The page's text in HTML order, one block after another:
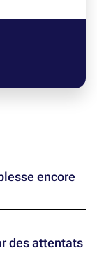
encore
des attentats